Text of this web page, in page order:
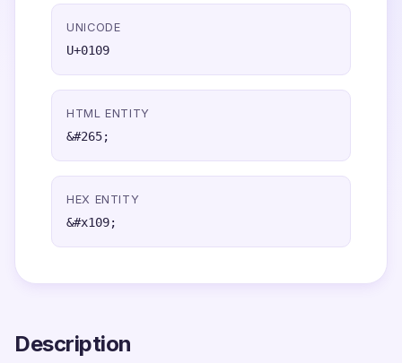
UNICODE
U+0109
HTML ENTITY
&#265;
HEX ENTITY
&#x109;
Description